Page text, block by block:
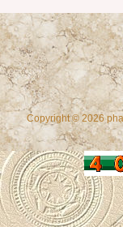
Copyright © 2026